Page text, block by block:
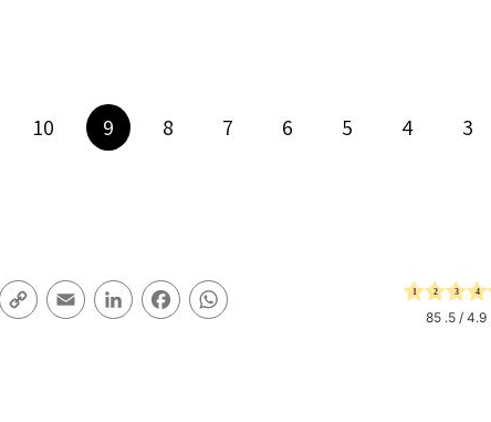
3
4
5
6
7
8
9
10
4.9
/ 5.
85
WhatsApp
Facebook
LinkedIn
Email